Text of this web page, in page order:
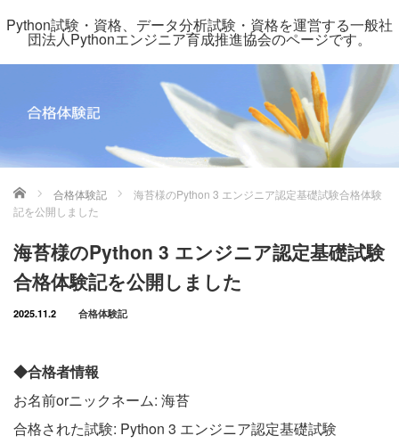
Python試験・資格、データ分析試験・資格を運営する一般社
団法人Pythonエンジニア育成推進協会のページです。
ホーム 合格体験記
海苔様のPython 3 エンジニア認定基礎試験合格体験
記を公開しました
海苔様のPython 3 エンジニア認定基礎試験
合格体験記を公開しました
2025.11.2 合格体験記
◆合格者情報
お名前orニックネーム: 海苔
合格された試験: Python 3 エンジニア認定基礎試験